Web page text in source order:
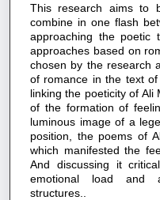
This research aims to
combine in one flash
approaching the poetic
approaches based on
chosen by the research
of romance in the text
linking the poeticity of Ali
of the formation of
luminous image of a
position, the poems of
which manifested the
And discussing it
emotional load and
structures..